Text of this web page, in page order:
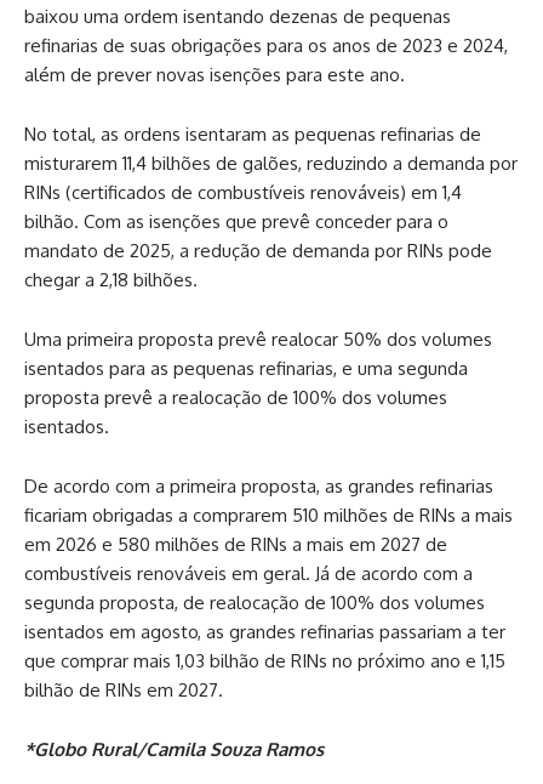
baixou uma ordem isentando dezenas de pequenas
refinarias de suas obrigações para os anos de 2023 e 2024,
além de prever novas isenções para este ano.
No total, as ordens isentaram as pequenas refinarias de
misturarem 11,4 bilhões de galões, reduzindo a demanda por
RINs (certificados de combustíveis renováveis) em 1,4
bilhão. Com as isenções que prevê conceder para o
mandato de 2025, a redução de demanda por RINs pode
chegar a 2,18 bilhões.
Uma primeira proposta prevê realocar 50% dos volumes
isentados para as pequenas refinarias, e uma segunda
proposta prevê a realocação de 100% dos volumes
isentados.
De acordo com a primeira proposta, as grandes refinarias
ficariam obrigadas a comprarem 510 milhões de RINs a mais
em 2026 e 580 milhões de RINs a mais em 2027 de
combustíveis renováveis em geral. Já de acordo com a
segunda proposta, de realocação de 100% dos volumes
isentados em agosto, as grandes refinarias passariam a ter
que comprar mais 1,03 bilhão de RINs no próximo ano e 1,15
bilhão de RINs em 2027.
*Globo Rural/Camila Souza Ramos